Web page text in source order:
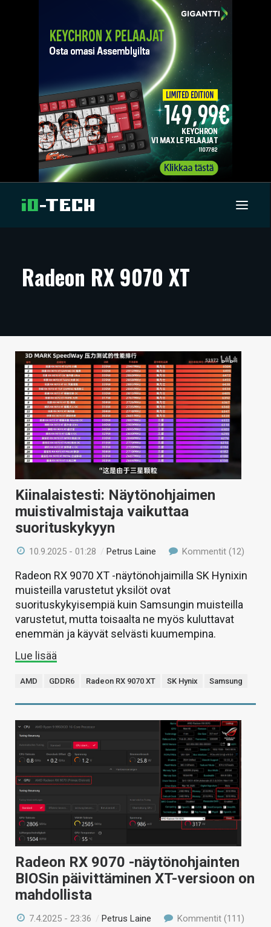
ARTIKKELIT
TECHBBS
TIETOA
HINTA.FI
KAUPPA
VAIHDA TEEMA
HAKU
Radeon RX 9070 XT
Kiinalaistesti: Näytönohjaimen
muistivalmistaja vaikuttaa
suorituskykyyn
10.9.2025 - 01:28 /Petrus Laine Kommentit (12)
Radeon RX 9070 XT -näytönohjaimilla SK Hynixin
muisteilla varustetut yksilöt ovat
suorituskykyisempiä kuin Samsungin muisteilla
varustetut, mutta toisaalta ne myös kuluttavat
enemmän ja käyvät selvästi kuumempina.
Lue lisää
AMD GDDR6 Radeon RX 9070 XT SK Hynix Samsung
Radeon RX 9070 -näytönohjainten
BIOSin päivittäminen XT-versioon on
mahdollista
7.4.2025 - 23:36 / Petrus Laine Kommentit (111)